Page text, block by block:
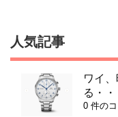
人気記事
ワイ
る・・
0 件の